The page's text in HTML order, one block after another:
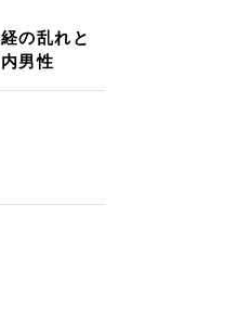
の乱れと
男性